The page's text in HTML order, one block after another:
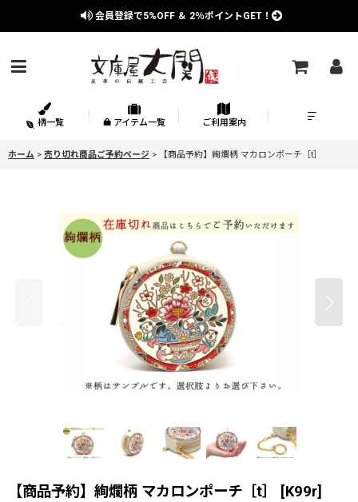
会員登録で5%OFF ＆ 2％ポイントGET！
柄一覧 アイテム一覧 ご利用案内
ホーム > 売り切れ商品ご予約ページ > 【商品予約】絢爛柄 マカロンポーチ［t］
【商品予約】絢爛柄 マカロンポーチ［t］ [K99r]